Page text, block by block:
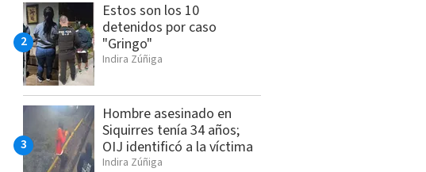
Estos son los 10
detenidos por caso
"Gringo"
Indira Zúñiga
Hombre asesinado en
Siquirres tenía 34 años;
OIJ identificó a la víctima
Indira Zúñiga